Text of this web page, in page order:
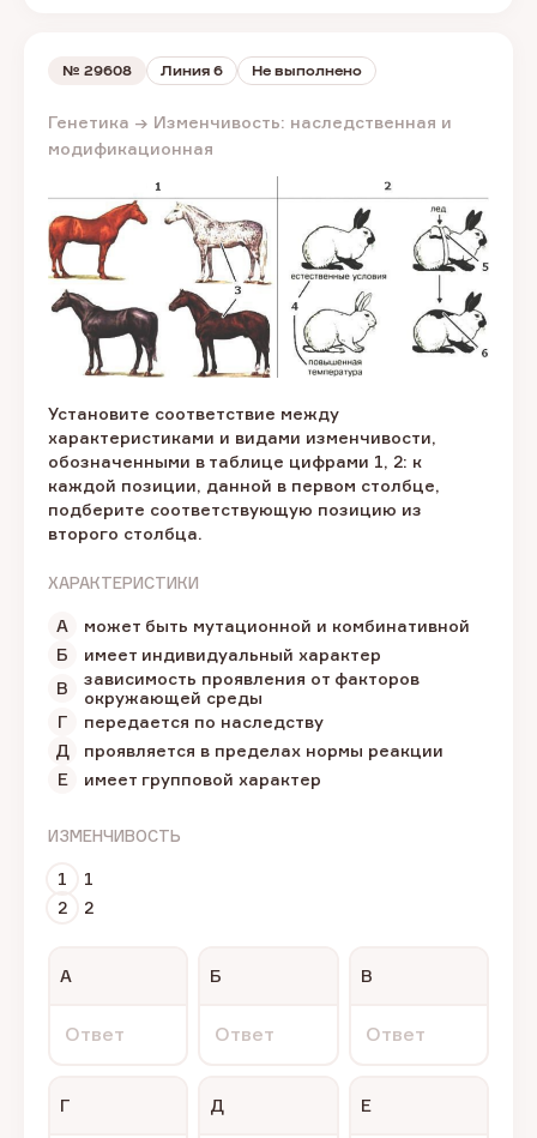
№ 29608 Линия 6 Не выполнено
Генетика → Изменчивость: наследственная и
модификационная
Установите соответствие между
характеристиками и видами изменчивости,
обозначенными в таблице цифрами 1, 2: к
каждой позиции, данной в первом столбце,
подберите соответствующую позицию из
второго столбца.
ХАРАКТЕРИСТИКИ
А
может быть мутационной и комбинативной
Б
имеет индивидуальный характер
В
зависимость проявления от факторов
окружающей среды
Г
передается по наследству
Д
проявляется в пределах нормы реакции
Е
имеет групповой характер
ИЗМЕНЧИВОСТЬ
1
1
2
2
А
Ответ
Б
Ответ
В
Ответ
Г Д Е